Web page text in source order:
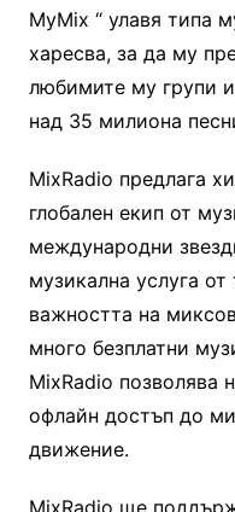
MyMix “ улавя типа
харесва, за да му
любимите му групи и
над 35 милиона
MixRadio предлага
глобален екип от
международни
музикална услуга
важността на
много безплатни
MixRadio позволява
офлайн достъп до
движение.
MixRadio ще